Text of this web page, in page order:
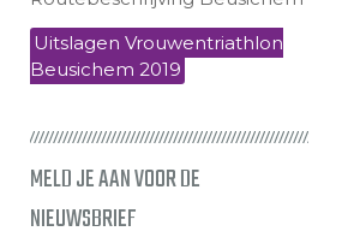
Uitslagen Vrouwentriathlon
Beusichem 2019
MELD JE AAN VOOR DE
NIEUWSBRIEF